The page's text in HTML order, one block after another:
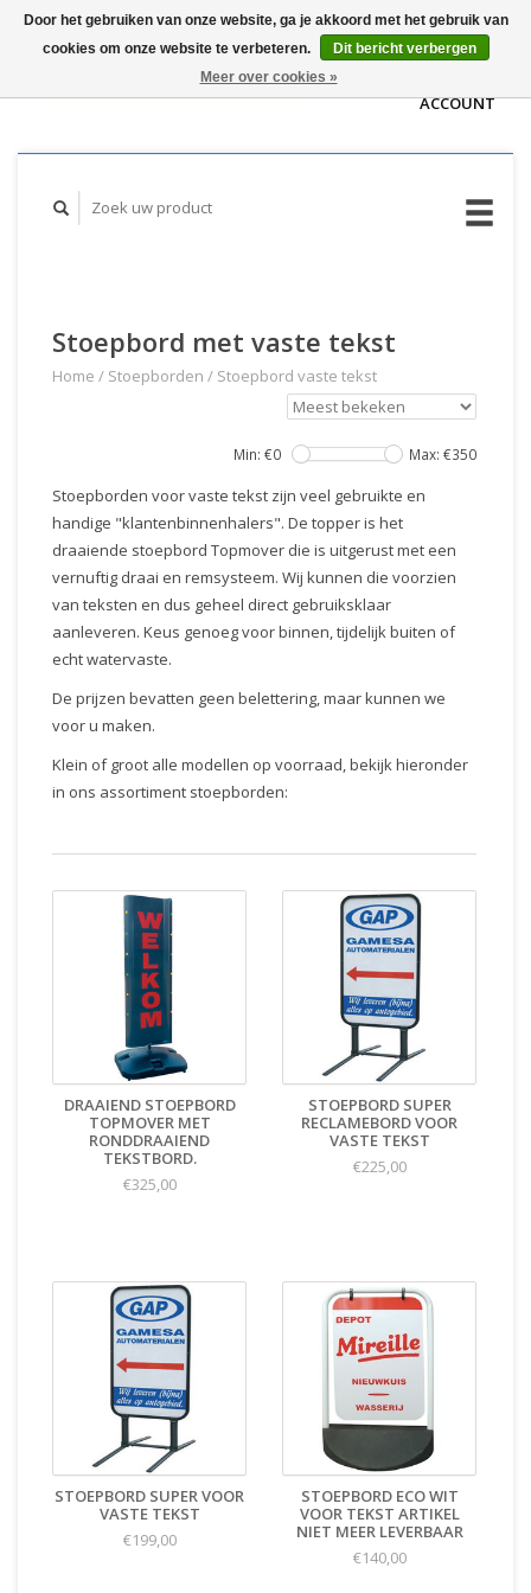
WINKELWAGEN
ACCOUNT
Stoepbord met vaste tekst
Home / Stoepborden / Stoepbord vaste tekst
Min: €0 Max: €350
Stoepborden voor vaste tekst zijn veel gebruikte en
handige "klantenbinnenhalers". De topper is het
draaiende stoepbord Topmover die is uitgerust met een
vernuftig draai en remsysteem. Wij kunnen die voorzien
van teksten en dus geheel direct gebruiksklaar
aanleveren. Keus genoeg voor binnen, tijdelijk buiten of
echt watervaste.
De prijzen bevatten geen belettering, maar kunnen we
voor u maken.
Klein of groot alle modellen op voorraad, bekijk hieronder
in ons assortiment stoepborden:
DRAAIEND STOEPBORD
TOPMOVER MET
RONDDRAAIEND
TEKSTBORD.
€325,00
STOEPBORD SUPER
RECLAMEBORD VOOR
VASTE TEKST
€225,00
STOEPBORD SUPER VOOR
VASTE TEKST
€199,00
STOEPBORD ECO WIT
VOOR TEKST ARTIKEL
NIET MEER LEVERBAAR
€140,00
Door het gebruiken van onze website, ga je akkoord met het gebruik van
cookies om onze website te verbeteren.
Dit bericht verbergen
Meer over cookies »